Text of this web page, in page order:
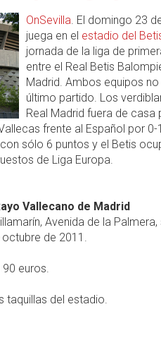
OnSevilla. El domingo 23
juega en el estadio del
jornada de la liga de
entre el Real Betis
Madrid. Ambos equipos
último partido. Los
Real Madrid fuera de casa
frente al Español por 0-
sólo 6 puntos y el Betis
de Liga Europa.
Vallecano de Madrid
Avenida de la Palmera,
de 2011.
euros.
taquillas del estadio.